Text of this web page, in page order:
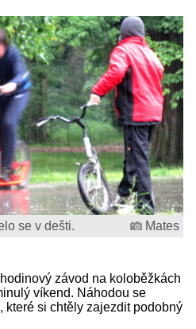
se v dešti. Mates
závod na koloběžkách
víkend. Náhodou se
které si chtěly zajezdit podobný